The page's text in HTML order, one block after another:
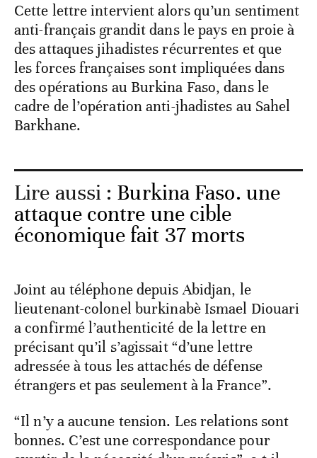
Cette lettre intervient alors qu’un sentiment
anti-français grandit dans le pays en proie à
des attaques jihadistes récurrentes et que
les forces françaises sont impliquées dans
des opérations au Burkina Faso, dans le
cadre de l’opération anti-jhadistes au Sahel
Barkhane.
Lire aussi : Burkina Faso. une
attaque contre une cible
économique fait 37 morts
Joint au téléphone depuis Abidjan, le
lieutenant-colonel burkinabè Ismael Diouari
a confirmé l’authenticité de la lettre en
précisant qu’il s’agissait “d’une lettre
adressée à tous les attachés de défense
étrangers et pas seulement à la France”.
“Il n’y a aucune tension. Les relations sont
bonnes. C’est une correspondance pour